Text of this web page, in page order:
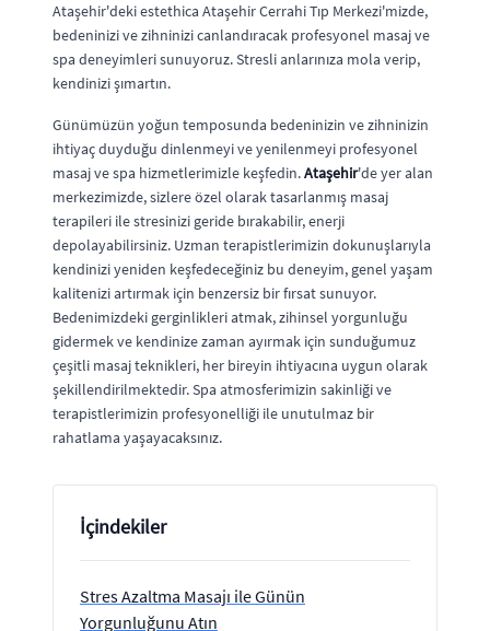
Ataşehir'deki estethica Ataşehir Cerrahi Tıp Merkezi'mizde,
bedeninizi ve zihninizi canlandıracak profesyonel masaj ve
spa deneyimleri sunuyoruz. Stresli anlarınıza mola verip,
kendinizi şımartın.
Günümüzün yoğun temposunda bedeninizin ve zihninizin
ihtiyaç duyduğu dinlenmeyi ve yenilenmeyi profesyonel
masaj ve spa hizmetlerimizle keşfedin.Ataşehir'de yer alan
merkezimizde, sizlere özel olarak tasarlanmış masaj
terapileri ile stresinizi geride bırakabilir, enerji
depolayabilirsiniz. Uzman terapistlerimizin dokunuşlarıyla
kendinizi yeniden keşfedeceğiniz bu deneyim, genel yaşam
kalitenizi artırmak için benzersiz bir fırsat sunuyor.
Bedenimizdeki gerginlikleri atmak, zihinsel yorgunluğu
gidermek ve kendinize zaman ayırmak için sunduğumuz
çeşitli masaj teknikleri, her bireyin ihtiyacına uygun olarak
şekillendirilmektedir. Spa atmosferimizin sakinliği ve
terapistlerimizin profesyonelliği ile unutulmaz bir
rahatlama yaşayacaksınız.
İçindekiler
Stres Azaltma Masajı ile Günün
Yorgunluğunu Atın